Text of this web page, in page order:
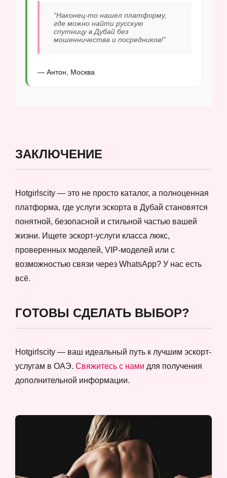
“Наконец-то нашел платформу,
где можно найти русскую
спутницу в Дубай без
мошенничества и посредников!”
— Антон, Москва
ЗАКЛЮЧЕНИЕ
Hotgirlscity — это не просто каталог, а полноценная
платформа, где услуги эскорта в Дубай становятся
понятной, безопасной и стильной частью вашей
жизни. Ищете эскорт-услуги класса люкс,
проверенных моделей, VIP-моделей или с
возможностью связи через WhatsApp? У нас есть
всё.
ГОТОВЫ СДЕЛАТЬ ВЫБОР?
Hotgirlscity — ваш идеальный путь к лучшим эскорт-
услугам в ОАЭ. Свяжитесь с нами для получения
дополнительной информации.